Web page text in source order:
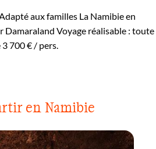
Adapté aux familles La Namibie en
Damaraland Voyage réalisable : toute
3 700 € / pers.
en Namibie